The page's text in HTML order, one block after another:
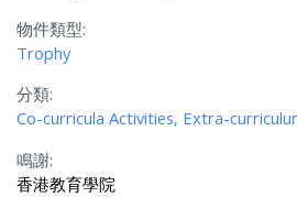
物件類型:
Trophy
分類:
Co-curricula Activities, Extra-
鳴謝:
香港教育學院